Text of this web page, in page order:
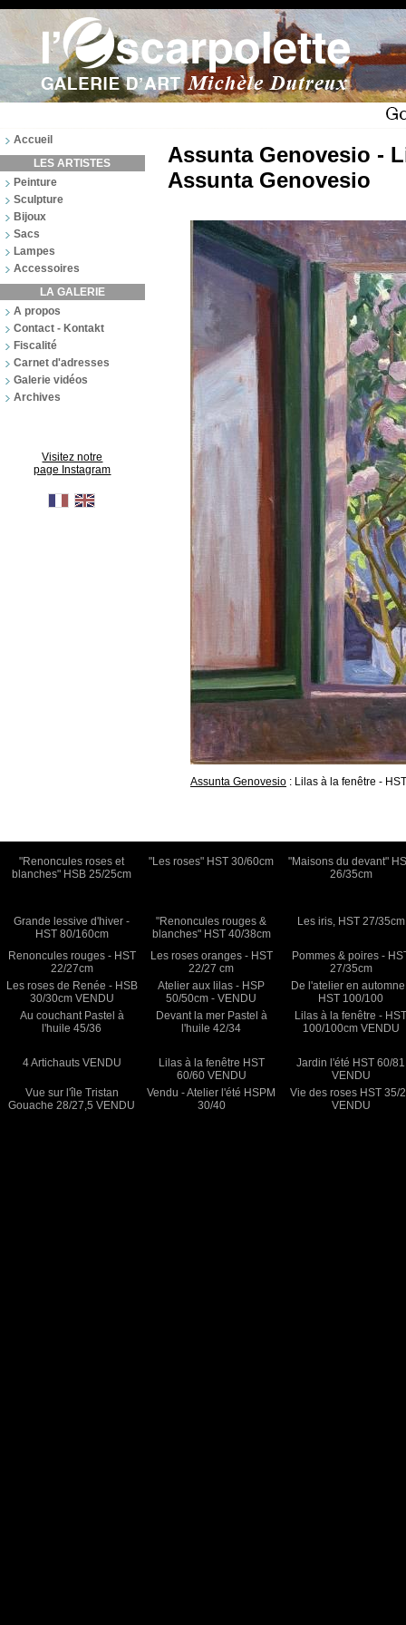
Accueil
LES ARTISTES
Peinture
Sculpture
Bijoux
Sacs
Lampes
Accessoires
LA GALERIE
A propos
Contact - Kontakt
Fiscalité
Carnet d'adresses
Galerie vidéos
Archives
Visitez notre
page Instagram
Assunta Genovesio -
Assunta Genovesio
Assunta Genovesio : Lilas à la fenêtre -
"Renoncules roses et
blanches" HSB 25/25cm
"Les roses" HST 30/60cm
"Maisons du devant"
26/35cm
Grande lessive d'hiver -
HST 80/160cm
"Renoncules rouges &
blanches" HST 40/38cm
Les iris, HST 27/35cm
Renoncules rouges - HST
22/27cm
Les roses oranges - HST
22/27 cm
Pommes & poires -
27/35cm
Les roses de Renée - HSB
30/30cm VENDU
Atelier aux lilas - HSP
50/50cm - VENDU
De l'atelier en
HST 100/100
Au couchant Pastel à
l'huile 45/36
Devant la mer Pastel à
l'huile 42/34
Lilas à la fenêtre -
100/100cm VENDU
4 Artichauts VENDU
Lilas à la fenêtre HST
60/60 VENDU
Jardin l'été HST 60/81
VENDU
Vue sur l'île Tristan
Gouache 28/27,5 VENDU
Vendu - Atelier l'été HSPM
30/40
Vie des roses HST 35/
VENDU